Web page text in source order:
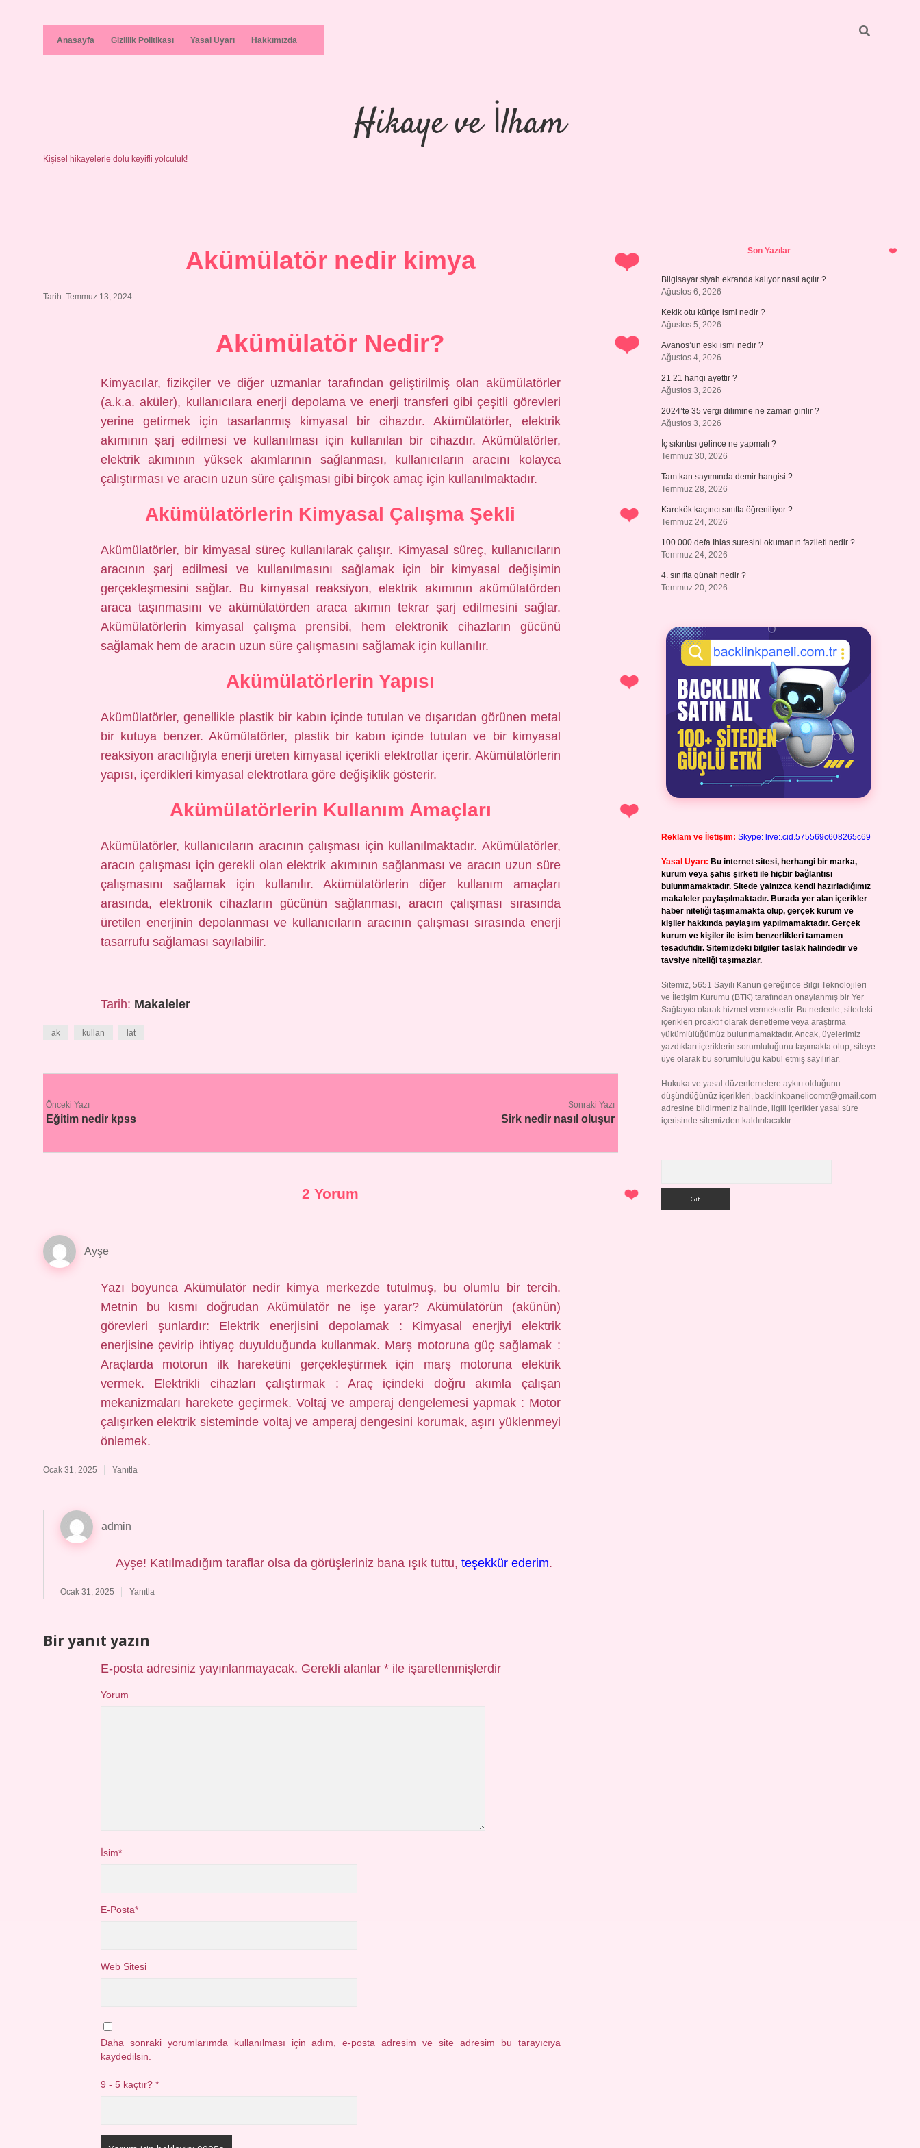
Anasayfa Gizlilik Politikası Yasal Uyarı Hakkımızda
Hikaye ve İlham
Kişisel hikayelerle dolu keyifli yolculuk!
Akümülatör nedir kimya
Tarih: Temmuz 13, 2024
Akümülatör Nedir?
Kimyacılar, fizikçiler ve diğer uzmanlar tarafından geliştirilmiş olan akümülatörler
(a.k.a. aküler), kullanıcılara enerji depolama ve enerji transferi gibi çeşitli görevleri
yerine getirmek için tasarlanmış kimyasal bir cihazdır. Akümülatörler, elektrik
akımının şarj edilmesi ve kullanılması için kullanılan bir cihazdır. Akümülatörler,
elektrik akımının yüksek akımlarının sağlanması, kullanıcıların aracını kolayca
çalıştırması ve aracın uzun süre çalışması gibi birçok amaç için kullanılmaktadır.
Akümülatörlerin Kimyasal Çalışma Şekli
Akümülatörler, bir kimyasal süreç kullanılarak çalışır. Kimyasal süreç, kullanıcıların
aracının şarj edilmesi ve kullanılmasını sağlamak için bir kimyasal değişimin
gerçekleşmesini sağlar. Bu kimyasal reaksiyon, elektrik akımının akümülatörden
araca taşınmasını ve akümülatörden araca akımın tekrar şarj edilmesini sağlar.
Akümülatörlerin kimyasal çalışma prensibi, hem elektronik cihazların gücünü
sağlamak hem de aracın uzun süre çalışmasını sağlamak için kullanılır.
Akümülatörlerin Yapısı
Akümülatörler, genellikle plastik bir kabın içinde tutulan ve dışarıdan görünen metal
bir kutuya benzer. Akümülatörler, plastik bir kabın içinde tutulan ve bir kimyasal
reaksiyon aracılığıyla enerji üreten kimyasal içerikli elektrotlar içerir. Akümülatörlerin
yapısı, içerdikleri kimyasal elektrotlara göre değişiklik gösterir.
Akümülatörlerin Kullanım Amaçları
Akümülatörler, kullanıcıların aracının çalışması için kullanılmaktadır. Akümülatörler,
aracın çalışması için gerekli olan elektrik akımının sağlanması ve aracın uzun süre
çalışmasını sağlamak için kullanılır. Akümülatörlerin diğer kullanım amaçları
arasında, elektronik cihazların gücünün sağlanması, aracın çalışması sırasında
üretilen enerjinin depolanması ve kullanıcıların aracının çalışması sırasında enerji
tasarrufu sağlaması sayılabilir.
Tarih: Makaleler
ak kullan lat
Önceki Yazı
Eğitim nedir kpss
Sonraki Yazı
Sirk nedir nasıl oluşur
2 Yorum
Ayşe
Yazı boyunca Akümülatör nedir kimya merkezde tutulmuş, bu olumlu bir tercih.
Metnin bu kısmı doğrudan Akümülatör ne işe yarar? Akümülatörün (akünün)
görevleri şunlardır: Elektrik enerjisini depolamak : Kimyasal enerjiyi elektrik
enerjisine çevirip ihtiyaç duyulduğunda kullanmak. Marş motoruna güç sağlamak :
Araçlarda motorun ilk hareketini gerçekleştirmek için marş motoruna elektrik
vermek. Elektrikli cihazları çalıştırmak : Araç içindeki doğru akımla çalışan
mekanizmaları harekete geçirmek. Voltaj ve amperaj dengelemesi yapmak : Motor
çalışırken elektrik sisteminde voltaj ve amperaj dengesini korumak, aşırı yüklenmeyi
önlemek.
Ocak 31, 2025 Yanıtla
admin
Ayşe! Katılmadığım taraflar olsa da görüşleriniz bana ışık tuttu,teşekkür ederim.
Ocak 31, 2025 Yanıtla
Bir yanıt yazın
E-posta adresiniz yayınlanmayacak. Gerekli alanlar *ile işaretlenmişlerdir
Yorum
İsim*
E-Posta*
Web Sitesi
Daha sonraki yorumlarımda kullanılması için adım, e-posta adresim ve site adresim bu tarayıcıya
kaydedilsin.
9 - 5 kaçtır? *
SidebarSon Yazılar
Bilgisayar siyah ekranda kalıyor nasıl açılır ?
Ağustos 6, 2026
Kekik otu kürtçe ismi nedir ?
Ağustos 5, 2026
Avanos’un eski ismi nedir ?
Ağustos 4, 2026
21 21 hangi ayettir ?
Ağustos 3, 2026
2024’te 35 vergi dilimine ne zaman girilir ?
Ağustos 3, 2026
İç sıkıntısı gelince ne yapmalı ?
Temmuz 30, 2026
Tam kan sayımında demir hangisi ?
Temmuz 28, 2026
Karekök kaçıncı sınıfta öğreniliyor ?
Temmuz 24, 2026
100.000 defa İhlas suresini okumanın fazileti nedir ?
Temmuz 24, 2026
4. sınıfta günah nedir ?
Temmuz 20, 2026
Reklam ve İletişim: Skype: live:.cid.575569c608265c69
Yasal Uyarı: Bu internet sitesi, herhangi bir marka,
kurum veya şahıs şirketi ile hiçbir bağlantısı
bulunmamaktadır. Sitede yalnızca kendi hazırladığımız
makaleler paylaşılmaktadır. Burada yer alan içerikler
haber niteliği taşımamakta olup, gerçek kurum ve
kişiler hakkında paylaşım yapılmamaktadır. Gerçek
kurum ve kişiler ile isim benzerlikleri tamamen
tesadüfidir. Sitemizdeki bilgiler taslak halindedir ve
tavsiye niteliği taşımazlar.
Sitemiz, 5651 Sayılı Kanun gereğince Bilgi Teknolojileri
ve İletişim Kurumu (BTK) tarafından onaylanmış bir Yer
Sağlayıcı olarak hizmet vermektedir. Bu nedenle, sitedeki
içerikleri proaktif olarak denetleme veya araştırma
yükümlülüğümüz bulunmamaktadır. Ancak, üyelerimiz
yazdıkları içeriklerin sorumluluğunu taşımakta olup, siteye
üye olarak bu sorumluluğu kabul etmiş sayılırlar.
Hukuka ve yasal düzenlemelere aykırı olduğunu
düşündüğünüz içerikleri, backlinkpanelicomtr@gmail.com
adresine bildirmeniz halinde, ilgili içerikler yasal süre
içerisinde sitemizden kaldırılacaktır.